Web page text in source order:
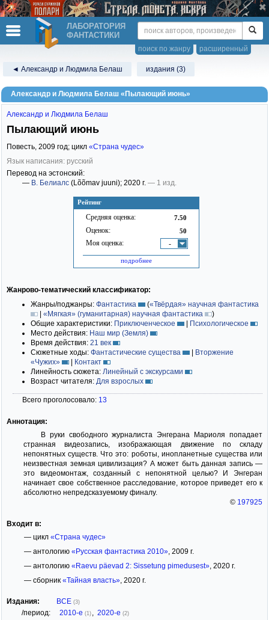
ЛАБОРАТОРИЯ
ФАНТАСТИКИ
расширенный
поиск по жанру
◄ Александр и Людмила Белаш издания (3)
Александр и Людмила Белаш «Пылающий июнь»
Рейтинг
Средняя оценка: 7.50
Оценок: 50
Моя оценка: -
подробнее
Александр и Людмила Белаш
Пылающий июнь
Повесть, 2009 год; цикл «Страна чудес»
Язык написания: русский
Перевод на эстонский:
— В. Белиалс (Lõõmav juuni); 2020 г. — 1 изд.
Жанрово-тематический классификатор:
Жанры/поджанры: Фантастика («Твёрдая» научная фантастика
| «Мягкая» (гуманитарная) научная фантастика
)
Общие характеристики: Приключенческое | Психологическое
Место действия: Наш мир (Земля)
Время действия: 21 век
Сюжетные ходы: Фантастические существа | Вторжение
«Чужих»
| Контакт
Линейность сюжета: Линейный с экскурсами
Возраст читателя: Для взрослых
Всего проголосовало: 13
Аннотация:
В руки свободного журналиста Энгерана Мариоля попадает
странная видеозапись, изображающая движение по складу
непонятных существ. Что это: роботы, инопланетные существа или
неизвестная земная цивилизация? А может быть данная запись —
это видеомонтаж, созданный с непонятной целью? И Энгеран
начинает свое собственное расследование, которое приведет его к
абсолютно непредсказуемому финалу.
© 197925
Входит в:
— цикл «Страна чудес»
— антологию «Русская фантастика 2010», 2009 г.
— антологию «Raevu päevad 2: Sissetung pimedusest», 2020 г.
— сборник «Тайная власть», 2020 г.
Издания: ВСЕ (3)
/период: 2010-е (1) 2020-е (2)